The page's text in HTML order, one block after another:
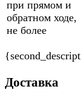
при прямом и
обратном ходе,
не более
Доставка